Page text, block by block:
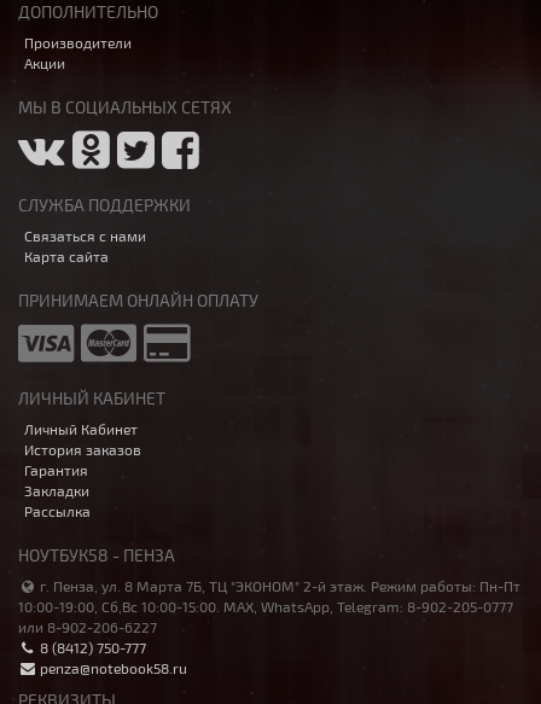
ДОПОЛНИТЕЛЬНО
Производители
Акции
МЫ В СОЦИАЛЬНЫХ СЕТЯХ
СЛУЖБА ПОДДЕРЖКИ
Связаться с нами
Карта сайта
ПРИНИМАЕМ ОНЛАЙН ОПЛАТУ
ЛИЧНЫЙ КАБИНЕТ
Личный Кабинет
История заказов
Гарантия
Закладки
Рассылка
НОУТБУК58 - ПЕНЗА
г. Пенза, ул. 8 Марта 7Б, ТЦ "ЭКОНОМ" 2-й этаж. Режим работы: Пн-Пт
10:00-19:00, Сб,Вс 10:00-15:00. MAX, WhatsApp, Telegram: 8-902-205-0777
или 8-902-206-6227
8 (8412) 750-777
penza@notebook58.ru
РЕКВИЗИТЫ